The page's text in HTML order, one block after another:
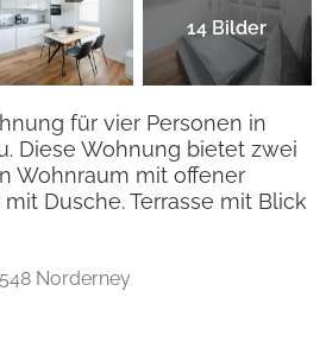
14 Bilder
für vier Personen in
Diese Wohnung bietet zwei
Wohnraum mit offener
Dusche. Terrasse mit Blick
Norderney